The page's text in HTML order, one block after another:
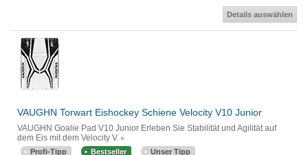
Details auswählen
VAUGHN Torwart Eishockey Schiene Velocity V10 Junior
VAUGHN Goalie Pad V10 Junior Erleben Sie Stabilität und Agilität auf
dem Eis mit dem Velocity V.
Profi-Tipp Bestseller Unser Tipp